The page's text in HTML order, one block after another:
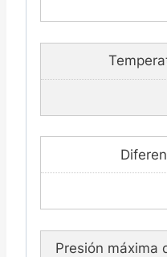
Presión máxima